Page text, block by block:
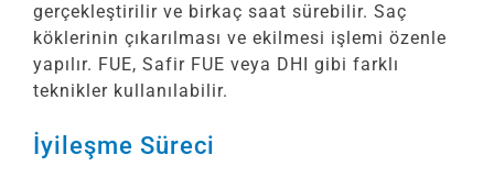
gerçekleştirilir ve birkaç saat sürebilir. Saç
köklerinin çıkarılması ve ekilmesi işlemi özenle
yapılır. FUE, Safir FUE veya DHI gibi farklı
teknikler kullanılabilir.
İyileşme Süreci